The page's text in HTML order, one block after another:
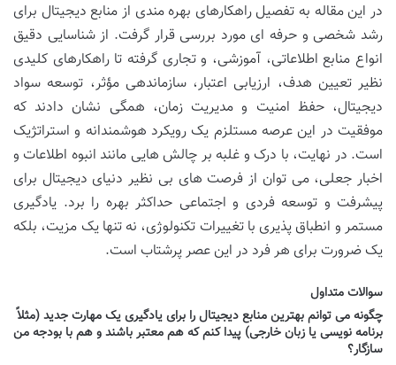
در این مقاله به تفصیل راهکارهای بهره مندی از منابع دیجیتال برای
رشد شخصی و حرفه ای مورد بررسی قرار گرفت. از شناسایی دقیق
انواع منابع اطلاعاتی، آموزشی، و تجاری گرفته تا راهکارهای کلیدی
نظیر تعیین هدف، ارزیابی اعتبار، سازماندهی مؤثر، توسعه سواد
دیجیتال، حفظ امنیت و مدیریت زمان، همگی نشان دادند که
موفقیت در این عرصه مستلزم یک رویکرد هوشمندانه و استراتژیک
است. در نهایت، با درک و غلبه بر چالش هایی مانند انبوه اطلاعات و
اخبار جعلی، می توان از فرصت های بی نظیر دنیای دیجیتال برای
پیشرفت و توسعه فردی و اجتماعی حداکثر بهره را برد. یادگیری
مستمر و انطباق پذیری با تغییرات تکنولوژی، نه تنها یک مزیت، بلکه
یک ضرورت برای هر فرد در این عصر پرشتاب است.
سوالات متداول
چگونه می توانم بهترین منابع دیجیتال را برای یادگیری یک مهارت جدید (مثلاً
برنامه نویسی یا زبان خارجی) پیدا کنم که هم معتبر باشند و هم با بودجه من
سازگار؟